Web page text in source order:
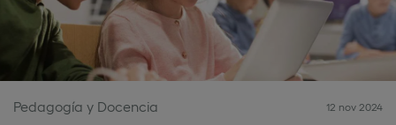
Pedagogía y Docencia 12 nov 2024